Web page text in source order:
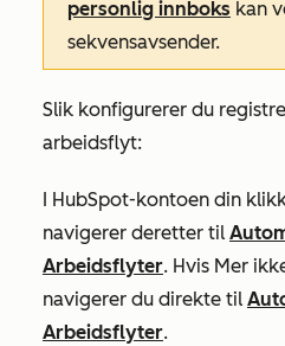
personlig innboks kan
sekvensavsender.
Slik konfigurerer du
arbeidsflyt:
I HubSpot-kontoen din
navigerer deretter til
Arbeidsflyter. Hvis Mer
navigerer du direkte til
Arbeidsflyter.